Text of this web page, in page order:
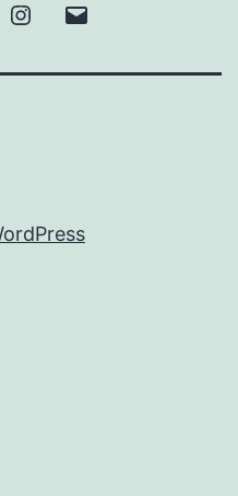
Instagram